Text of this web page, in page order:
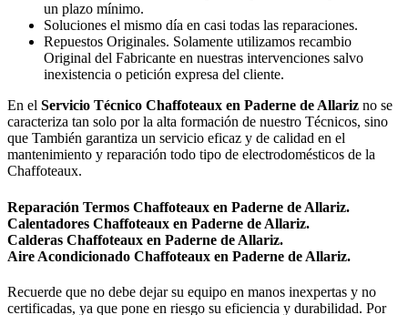
un plazo mínimo.
Soluciones el mismo día en casi todas las reparaciones.
Repuestos Originales. Solamente utilizamos recambio
Original del Fabricante en nuestras intervenciones salvo
inexistencia o petición expresa del cliente.
En el Servicio Técnico Chaffoteaux en Paderne de Allariz no se
caracteriza tan solo por la alta formación de nuestro Técnicos, sino
que También garantiza un servicio eficaz y de calidad en el
mantenimiento y reparación todo tipo de electrodomésticos de la
Chaffoteaux.
Reparación Termos Chaffoteaux en Paderne de Allariz.
Calentadores Chaffoteaux en Paderne de Allariz.
Calderas Chaffoteaux en Paderne de Allariz.
Aire Acondicionado Chaffoteaux en Paderne de Allariz.
Recuerde que no debe dejar su equipo en manos inexpertas y no
certificadas, ya que pone en riesgo su eficiencia y durabilidad. Por